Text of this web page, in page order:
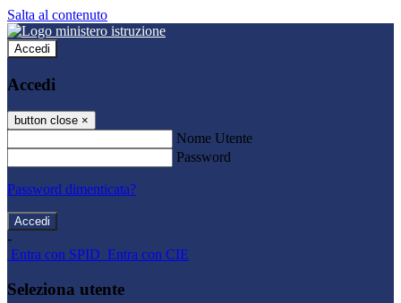
Salta al contenuto
Accedi
Accedi
button close ×
Nome Utente
Password
Password dimenticata?
-
Entra con SPID Entra con CIE
Seleziona utente